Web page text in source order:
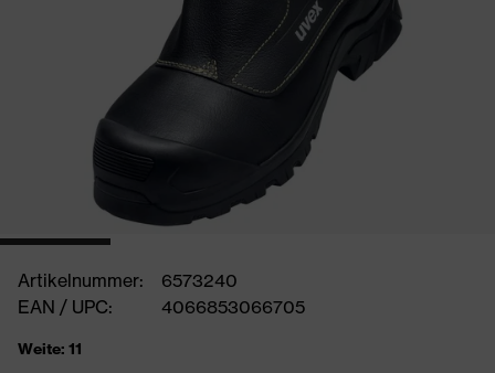
Artikelnummer:
6573240
EAN / UPC:
4066853066705
Weite: 11